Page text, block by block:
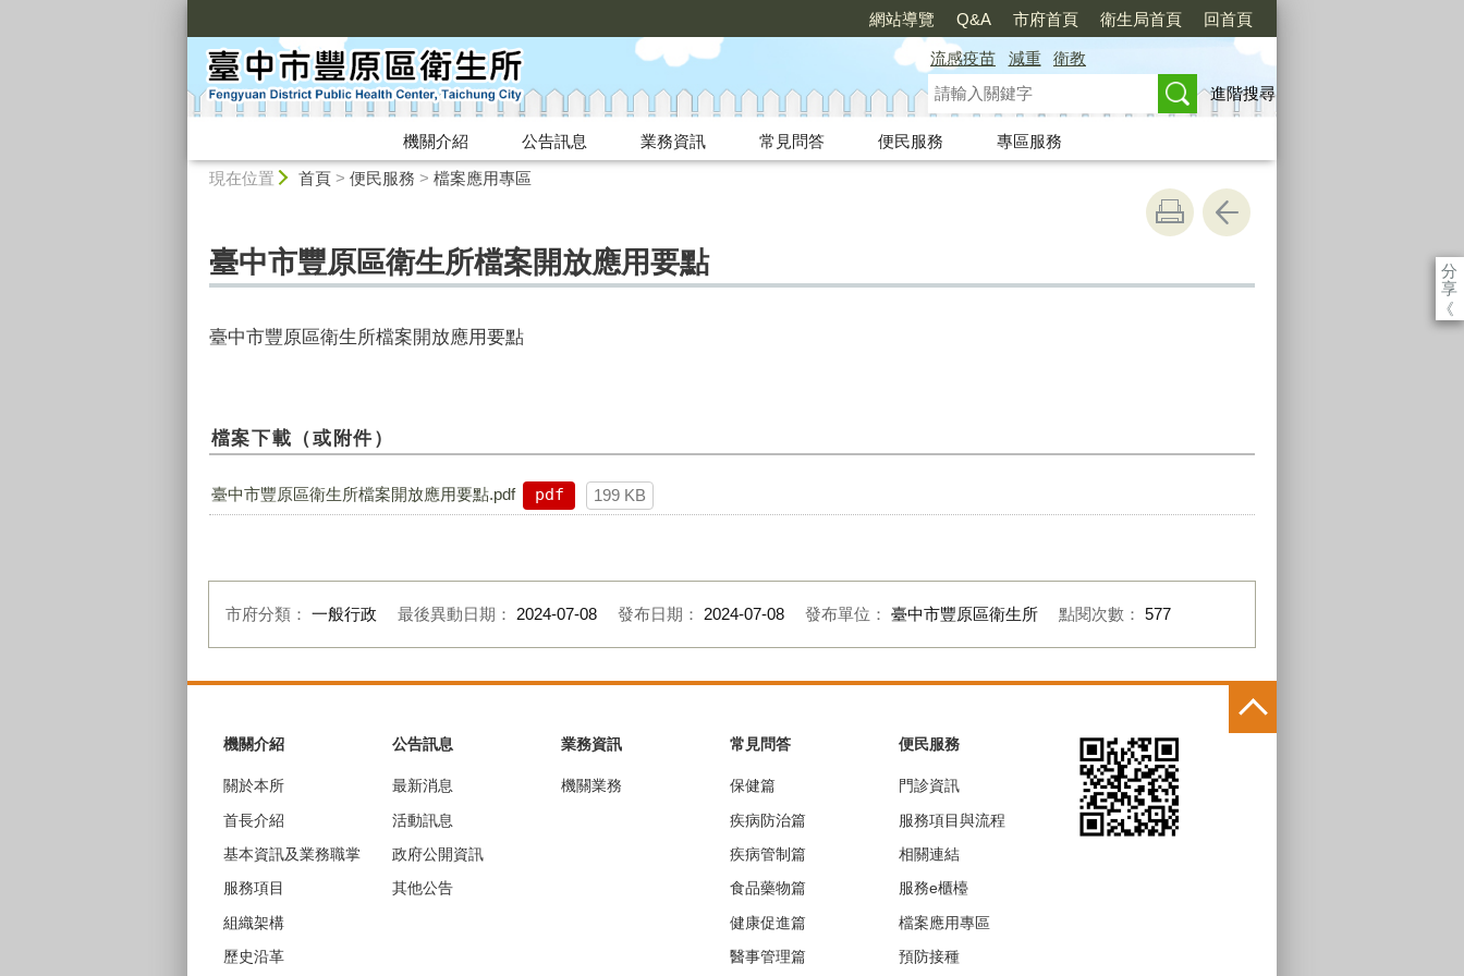
網站導覽 Q&A 市府首頁 衛生局首頁 回首頁
流感疫苗 減重
衛教
進階搜尋
機關介紹 公告訊息 業務資訊 常見問答 便民服務
專區服務
現在位置 首頁> 便民服務 > 檔案應用專區
分
享
《
臺中市豐原區衛生所檔案開放應用要點
臺中市豐原區衛生所檔案開放應用要點
檔案下載（或附件）
臺中市豐原區衛生所檔案開放應用要點.pdf pdf 199 KB
市府分類： 一般行政 最後異動日期： 2024-07-08 發布日期： 2024-07-08 發布單位： 臺中市豐原區衛生所 點閱次數： 577
機關介紹
關於本所
首長介紹
基本資訊及業務職掌
服務項目
組織架構
歷史沿革
公告訊息
最新消息
活動訊息
政府公開資訊
其他公告
業務資訊
機關業務
常見問答
保健篇
疾病防治篇
疾病管制篇
食品藥物篇
健康促進篇
醫事管理篇
便民服務
門診資訊
服務項目與流程
相關連結
服務e櫃檯
檔案應用專區
預防接種